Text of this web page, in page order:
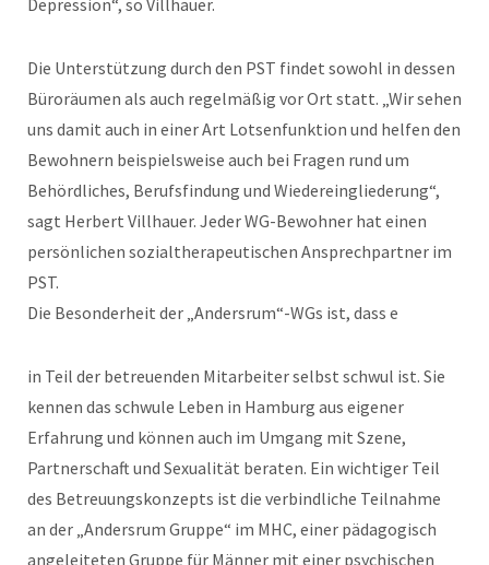
Die Unterstützung durch den PST findet sowohl in dessen
Büroräumen als auch regelmäßig vor Ort statt. „Wir sehen
uns damit auch in einer Art Lotsenfunktion und helfen den
Bewohnern beispielsweise auch bei Fragen rund um
Behördliches, Berufsfindung und Wiedereingliederung“,
sagt Herbert Villhauer. Jeder WG-Bewohner hat einen
persönlichen sozialtherapeutischen Ansprechpartner im
PST.
Die Besonderheit der „Andersrum“-WGs ist, dass e
in Teil der betreuenden Mitarbeiter selbst schwul ist. Sie
kennen das schwule Leben in Hamburg aus eigener
Erfahrung und können auch im Umgang mit Szene,
Partnerschaft und Sexualität beraten. Ein wichtiger Teil
des Betreuungskonzepts ist die verbindliche Teilnahme
an der „Andersrum Gruppe“ im MHC, einer pädagogisch
angeleiteten Gruppe für Männer mit einer psychischen